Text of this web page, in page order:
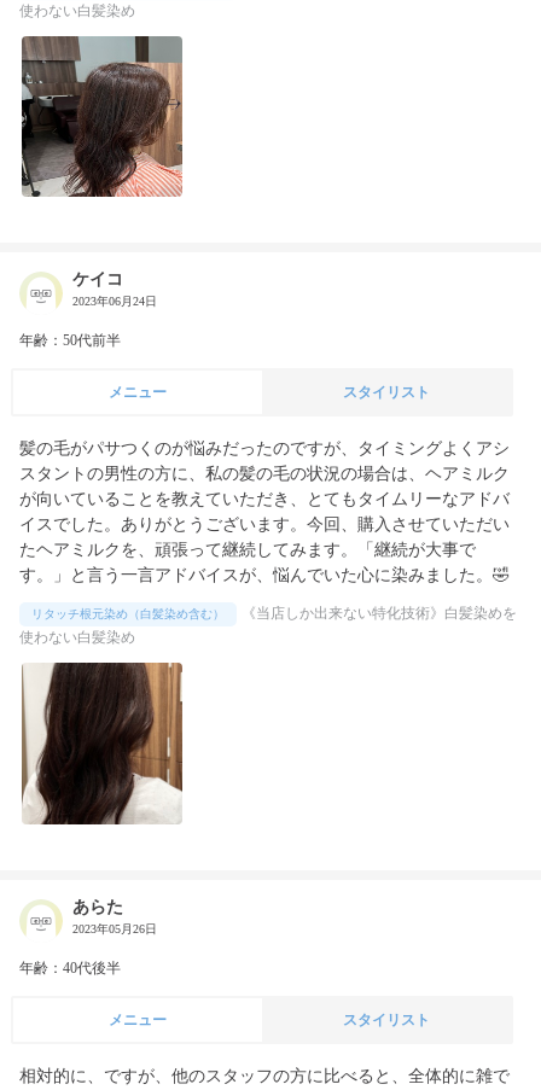
使わない白髪染め
ケイコ
2023年06月24日
年齢：50代前半
メニュー スタイリスト
髪の毛がパサつくのが悩みだったのですが、タイミングよくアシ
スタントの男性の方に、私の髪の毛の状況の場合は、ヘアミルク
が向いていることを教えていただき、とてもタイムリーなアドバ
イスでした。ありがとうございます。今回、購入させていただい
たヘアミルクを、頑張って継続してみます。「継続が大事で
す。」と言う一言アドバイスが、悩んでいた心に染みました。🤣
リタッチ根元染め（白髪染め含む）
《当店しか出来ない特化技術》白髪染めを
使わない白髪染め
あらた
2023年05月26日
年齢：40代後半
メニュー スタイリスト
相対的に、ですが、他のスタッフの方に比べると、全体的に雑で